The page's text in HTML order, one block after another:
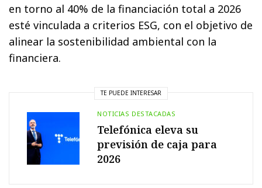
en torno al 40% de la financiación total a 2026
esté vinculada a criterios ESG, con el objetivo de
alinear la sostenibilidad ambiental con la
financiera.
TE PUEDE INTERESAR
NOTICIAS DESTACADAS
Telefónica eleva su
previsión de caja para
2026